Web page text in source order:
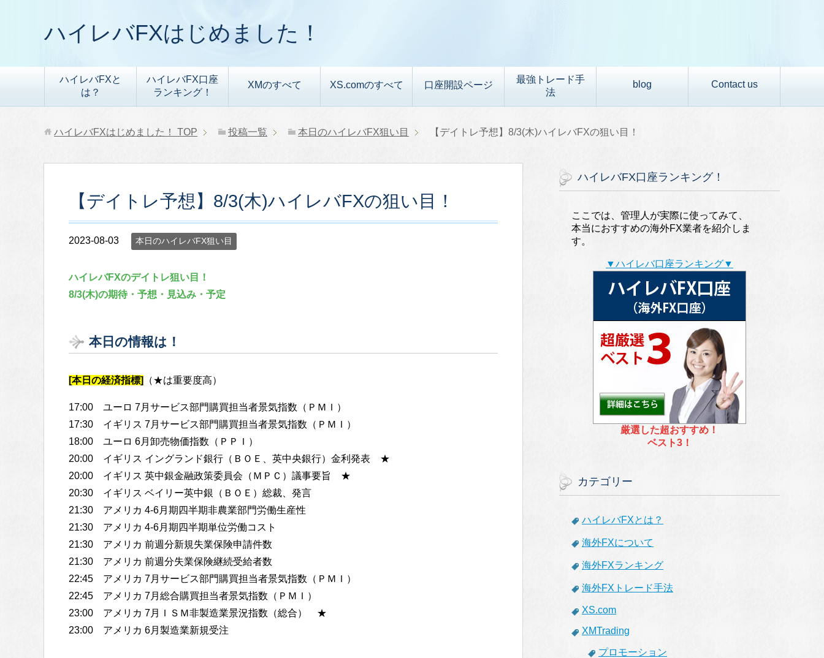
ハイレバFXはじめました！
ハイレバFXと
は？
ハイレバFX口座
ランキング！
XMのすべて XS.comのすべて 口座開設ページ
最強トレード手
法
blog Contact us
ハイレバFXはじめました！ TOP 投稿一覧 本日のハイレバFX狙い目 【デイトレ予想】8/3(木)ハイレバFXの狙い目！
【デイトレ予想】8/3(木)ハイレバFXの狙い目！
2023-08-03 本日のハイレバFX狙い目
ハイレバFXのデイトレ狙い目！
8/3(木)の期待・予想・見込み・予定
本日の情報は！
[本日の経済指標] （★は重要度高）
17:00 ユーロ 7月サービス部門購買担当者景気指数（ＰＭＩ）
17:30 イギリス 7月サービス部門購買担当者景気指数（ＰＭＩ）
18:00 ユーロ 6月卸売物価指数（ＰＰＩ）
20:00 イギリス イングランド銀行（ＢＯＥ、英中央銀行）金利発表 ★
20:00 イギリス 英中銀金融政策委員会（ＭＰＣ）議事要旨 ★
20:30 イギリス ベイリー英中銀（ＢＯＥ）総裁、発言
21:30 アメリカ 4-6月期四半期非農業部門労働生産性
21:30 アメリカ 4-6月期四半期単位労働コスト
21:30 アメリカ 前週分新規失業保険申請件数
21:30 アメリカ 前週分失業保険継続受給者数
22:45 アメリカ 7月サービス部門購買担当者景気指数（ＰＭＩ）
22:45 アメリカ 7月総合購買担当者景気指数（ＰＭＩ）
23:00 アメリカ 7月ＩＳＭ非製造業景況指数（総合） ★
23:00 アメリカ 6月製造業新規受注
ハイレバFX口座ランキング！
ここでは、管理人が実際に使ってみて、
本当におすすめの海外FX業者を紹介しま
す。
▼ハイレバ口座ランキング▼
厳選した超おすすめ！
ベスト3！
カテゴリー
ハイレバFXとは？
海外FXについて
海外FXランキング
海外FXトレード手法
XS.com
XMTrading
プロモーション